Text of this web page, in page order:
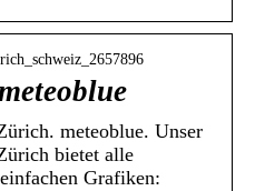
meteoblue. Unser
bietet alle
Grafiken: